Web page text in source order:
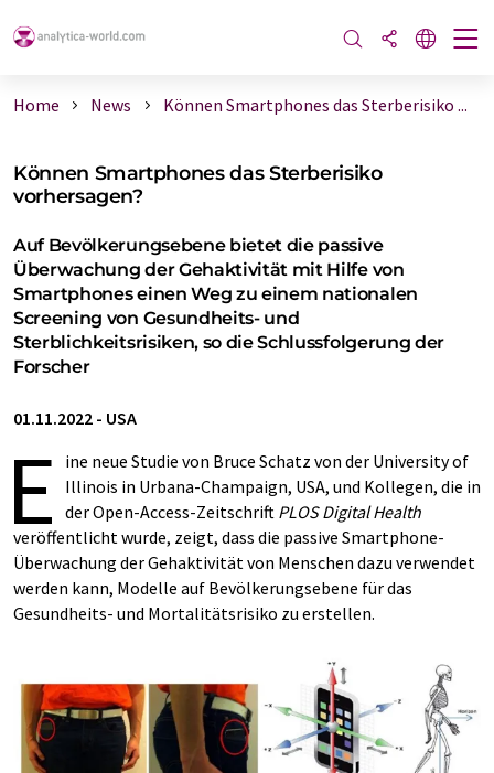
Home News Können Smartphones das Sterberisiko ...
Können Smartphones das Sterberisiko
vorhersagen?
Auf Bevölkerungsebene bietet die passive
Überwachung der Gehaktivität mit Hilfe von
Smartphones einen Weg zu einem nationalen
Screening von Gesundheits- und
Sterblichkeitsrisiken, so die Schlussfolgerung der
Forscher
01.11.2022 - USA
E
ine neue Studie von Bruce Schatz von der University of
Illinois in Urbana-Champaign, USA, und Kollegen, die in
der Open-Access-Zeitschrift PLOS Digital Health
veröffentlicht wurde, zeigt, dass die passive Smartphone-
Überwachung der Gehaktivität von Menschen dazu verwendet
werden kann, Modelle auf Bevölkerungsebene für das
Gesundheits- und Mortalitätsrisiko zu erstellen.